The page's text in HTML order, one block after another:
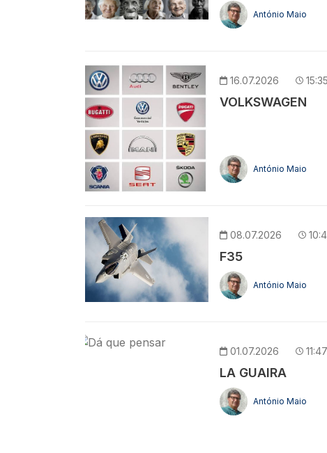
António Maio
16.07.2026 15:35
VOLKSWAGEN
António Maio
08.07.2026
F35
António Maio
01.07.2026 11:47
LA GUAIRA
António Maio